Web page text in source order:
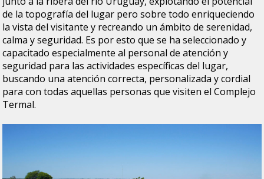
de la topografía del lugar pero sobre todo enriqueciendo
la vista del visitante y recreando un ámbito de serenidad,
calma y seguridad. Es por esto que se ha seleccionado y
capacitado especialmente al personal de atención y
seguridad para las actividades específicas del lugar,
buscando una atención correcta, personalizada y cordial
para con todas aquellas personas que visiten el Complejo
Termal.